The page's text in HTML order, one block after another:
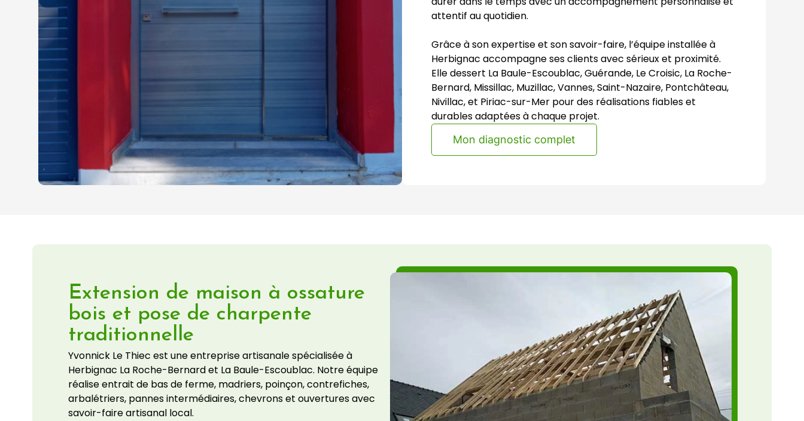
attentif au quotidien.
Grâce à son expertise et son savoir-faire, l’équipe installée à
Herbignac accompagne ses clients avec sérieux et proximité.
Elle dessert La Baule-Escoublac, Guérande, Le Croisic, La Roche-
Bernard, Missillac, Muzillac, Vannes, Saint-Nazaire, Pontchâteau,
Nivillac, et Piriac-sur-Mer pour des réalisations fiables et
durables adaptées à chaque projet.
Mon diagnostic complet
Extension de maison à ossature
bois et pose de charpente
traditionnelle
Yvonnick Le Thiec est une entreprise artisanale spécialisée à
Herbignac La Roche-Bernard et La Baule-Escoublac. Notre équipe
réalise entrait de bas de ferme, madriers, poinçon, contrefiches,
arbalétriers, pannes intermédiaires, chevrons et ouvertures avec
savoir-faire artisanal local.